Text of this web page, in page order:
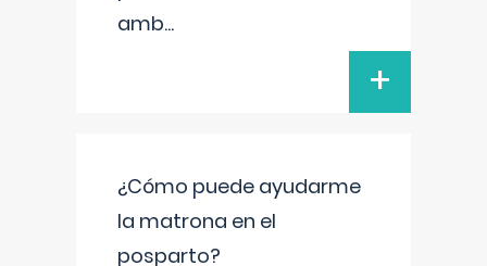
amb...
+
¿Cómo puede ayudarme
la matrona en el
posparto?